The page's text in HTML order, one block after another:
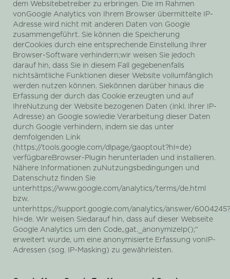
dem Websitebetreiber zu erbringen. Die im Rahmen
vonGoogle Analytics von Ihrem Browser übermittelte IP-
Adresse wird nicht mit anderen Daten von Google
zusammengeführt. Sie können die Speicherung
derCookies durch eine entsprechende Einstellung Ihrer
Browser-Software verhindern;wir weisen Sie jedoch
darauf hin, dass Sie in diesem Fall gegebenenfalls
nichtsämtliche Funktionen dieser Website vollumfänglich
werden nutzen können. Siekönnen darüber hinaus die
Erfassung der durch das Cookie erzeugten und auf
IhreNutzung der Website bezogenen Daten (inkl. Ihrer IP-
Adresse) an Google sowiedie Verarbeitung dieser Daten
durch Google verhindern, indem sie das unter
demfolgenden Link
(https://tools.google.com/dlpage/gaoptout?hl=de)
verfügbareBrowser-Plugin herunterladen und installieren.
Nähere Informationen zuNutzungsbedingungen und
Datenschutz finden Sie
unterhttps://www.google.com/analytics/terms/de.html
bzw.
unterhttps://support.google.com/analytics/answer/6004245?
hl=de. Wir weisen Siedarauf hin, dass auf dieser Webseite
Google Analytics um den Code„gat._anonymizeIp();“
erweitert wurde, um eine anonymisierte Erfassung vonIP-
Adressen (sog. IP-Masking) zu gewährleisten.